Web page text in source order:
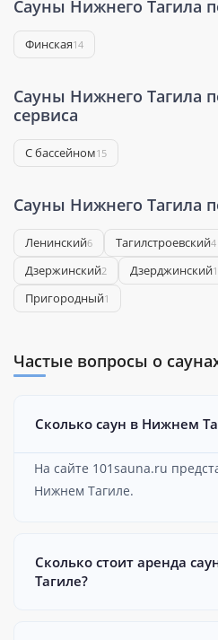
Сауны Нижнего Тагила
Финская14
Сауны Нижнего Тагила
сервиса
С бассейном15
Сауны Нижнего Тагила
Ленинский6 Тагилстроевский4
Дзержинский2 Дзерджинский1
Пригородный1
Частые вопросы о
Сколько саун в Нижнем
На сайте 101sauna.ru
Нижнем Тагиле.
Сколько стоит аренда
Тагиле?